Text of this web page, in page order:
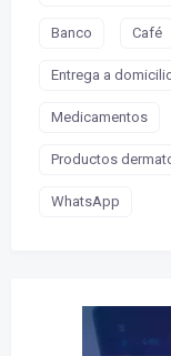
Banco Café
Entrega a
Medicamentos
Productos
WhatsApp